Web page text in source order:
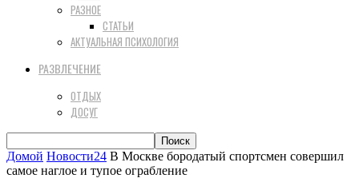
РАЗНОЕ
СТАТЬИ
АКТУАЛЬНАЯ ПСИХОЛОГИЯ
РАЗВЛЕЧЕНИЕ
ОТДЫХ
ДОСУГ
Домой Новости24 В Москве бородатый спортсмен совершил
самое наглое и тупое ограбление